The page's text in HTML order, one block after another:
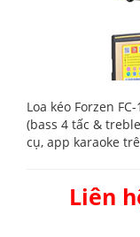
Loa kéo Forzen
(bass 4 tấc &
cụ, app karaoke
Liên